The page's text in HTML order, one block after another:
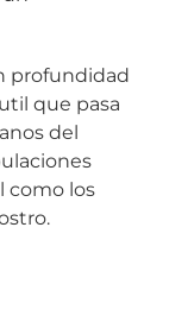
profundidad
que pasa
del
como los